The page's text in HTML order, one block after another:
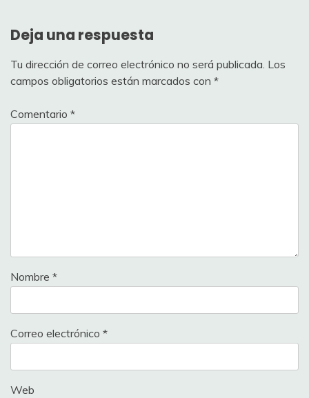
Deja una respuesta
Tu dirección de correo electrónico no será publicada. Los
campos obligatorios están marcados con *
Comentario *
Nombre *
Correo electrónico *
Web